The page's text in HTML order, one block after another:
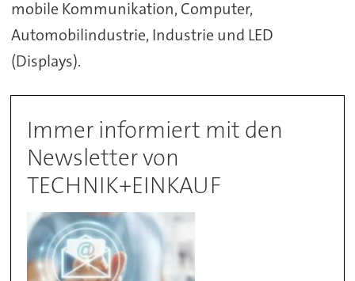
mobile Kommunikation, Computer,
Automobilindustrie, Industrie und LED
(Displays).
Immer informiert mit den
Newsletter von
TECHNIK+EINKAUF